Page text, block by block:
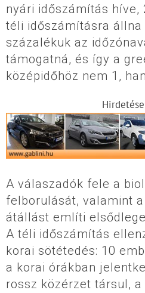
nyári időszámítás híve,
téli időszámításra állna
százalékuk az
támogatná, és így a
középidőhöz nem 1,
A válaszadók fele a
felborulását, valamint
átállást említi
A téli időszámítás
korai sötétedés: 10
a korai órákban
rossz közérzet társul,